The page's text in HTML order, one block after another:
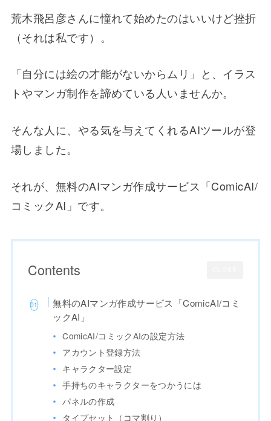
荒木飛呂彦さんに憧れて始めたのはいいけど挫折
（それは私です）。
「自分には絵の才能がないからムリ」と、イラス
トやマンガ制作を諦めている人いませんか。
そんな人に、やる気を与えてくれるAIツールが登
場しました。
それが、無料のAIマンガ作成サービス「ComicAI/
コミックAI」です。
Contents
無料のAIマンガ作成サービス「ComicAI/コミ
ックAI」
ComicAI/コミックAIの設定方法
アカウント登録方法
キャラクター設定
手持ちのキャラクターをつかうには
パネルの作成
タイプセット（コマ割り）